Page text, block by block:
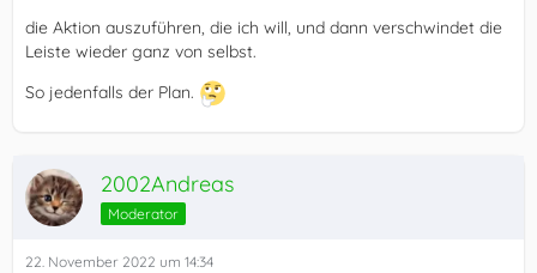
die Aktion auszuführen, die ich will, und dann verschwindet die
Leiste wieder ganz von selbst.
So jedenfalls der Plan.
2002Andreas
Moderator
22. November 2022 um 14:34